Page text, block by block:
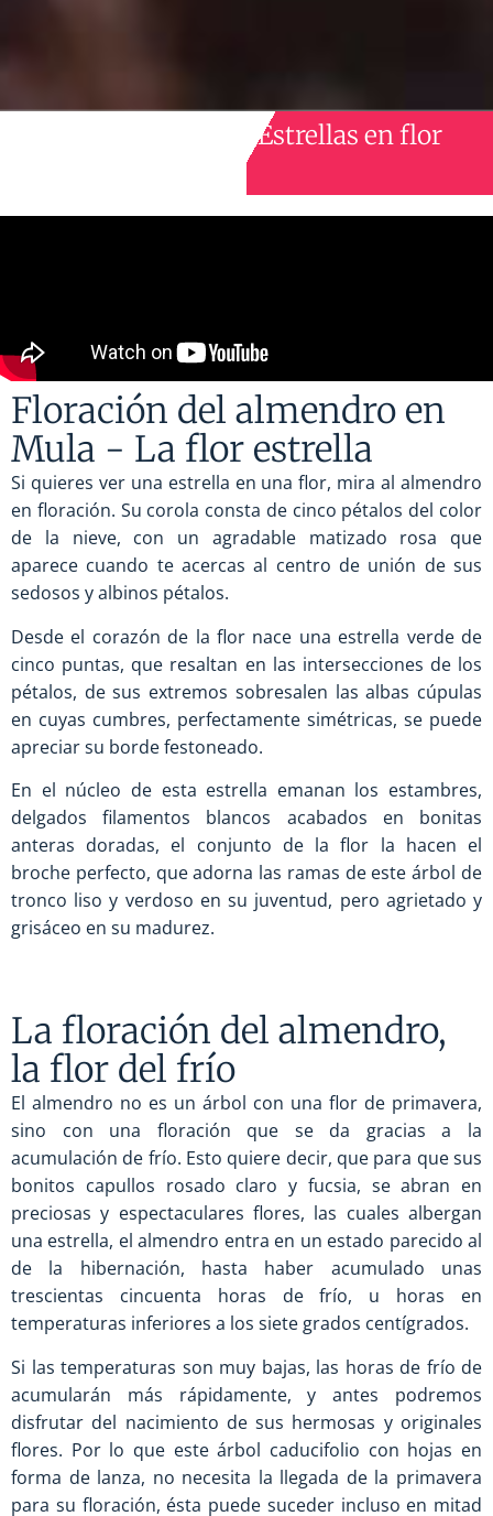
Estrellas en flor
Floración del almendro en
Mula - La flor estrella
Si quieres ver una estrella en una flor, mira al almendro
en floración. Su corola consta de cinco pétalos del color
de la nieve, con un agradable matizado rosa que
aparece cuando te acercas al centro de unión de sus
sedosos y albinos pétalos.
Desde el corazón de la flor nace una estrella verde de
cinco puntas, que resaltan en las intersecciones de los
pétalos, de sus extremos sobresalen las albas cúpulas
en cuyas cumbres, perfectamente simétricas, se puede
apreciar su borde festoneado.
En el núcleo de esta estrella emanan los estambres,
delgados filamentos blancos acabados en bonitas
anteras doradas, el conjunto de la flor la hacen el
broche perfecto, que adorna las ramas de este árbol de
tronco liso y verdoso en su juventud, pero agrietado y
grisáceo en su madurez.
La floración del almendro,
la flor del frío
El almendro no es un árbol con una flor de primavera,
sino con una floración que se da gracias a la
acumulación de frío. Esto quiere decir, que para que sus
bonitos capullos rosado claro y fucsia, se abran en
preciosas y espectaculares flores, las cuales albergan
una estrella, el almendro entra en un estado parecido al
de la hibernación, hasta haber acumulado unas
trescientas cincuenta horas de frío, u horas en
temperaturas inferiores a los siete grados centígrados.
Si las temperaturas son muy bajas, las horas de frío de
acumularán más rápidamente, y antes podremos
disfrutar del nacimiento de sus hermosas y originales
flores. Por lo que este árbol caducifolio con hojas en
forma de lanza, no necesita la llegada de la primavera
para su floración, ésta puede suceder incluso en mitad